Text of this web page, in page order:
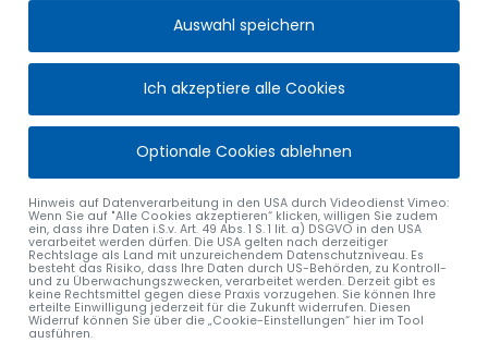
Auswahl speichern
Ich akzeptiere alle Cookies
Optionale Cookies ablehnen
Hinweis auf Datenverarbeitung in den USA durch Videodienst Vimeo:
Wenn Sie auf "Alle Cookies akzeptieren“ klicken, willigen Sie zudem
ein, dass ihre Daten i.S.v. Art. 49 Abs. 1 S. 1 lit. a) DSGVO in den USA
verarbeitet werden dürfen. Die USA gelten nach derzeitiger
Rechtslage als Land mit unzureichendem Datenschutzniveau. Es
besteht das Risiko, dass Ihre Daten durch US-Behörden, zu Kontroll-
und zu Überwachungszwecken, verarbeitet werden. Derzeit gibt es
keine Rechtsmittel gegen diese Praxis vorzugehen. Sie können Ihre
erteilte Einwilligung jederzeit für die Zukunft widerrufen. Diesen
Widerruf können Sie über die „Cookie-Einstellungen“ hier im Tool
ausführen.